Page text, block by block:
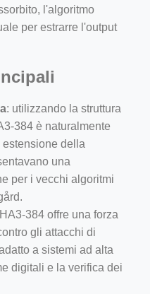
l'algoritmo
per estrarre l'output
: utilizzando la struttura
384 è naturalmente
della
una
per i vecchi algoritmi
384 offre una forza
gli attacchi di
a sistemi ad alta
digitali e la verifica dei